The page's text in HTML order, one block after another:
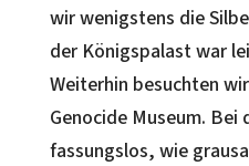
wir wenigstens die
der Königspalast war
Weiterhin besuchten
Genocide Museum. Bei
fassungslos, wie